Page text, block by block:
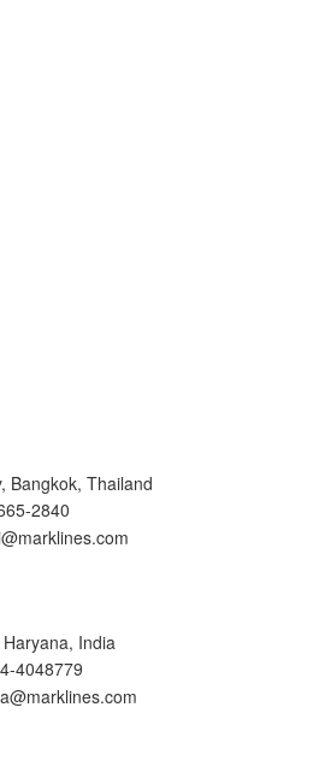
Bangkok, Thailand
2840
India
4048779